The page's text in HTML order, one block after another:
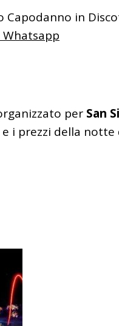
in
Whatsapp
per San
i prezzi della notte